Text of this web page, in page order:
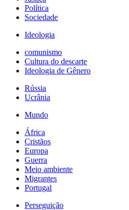
Política
Sociedade
Ideologia
comunismo
Cultura do descarte
Ideologia de Gênero
Rússia
Ucrânia
Mundo
África
Cristãos
Europa
Guerra
Meio ambiente
Migrantes
Portugal
Perseguição